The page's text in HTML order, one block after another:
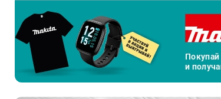
оплату
на части
без
График платежей